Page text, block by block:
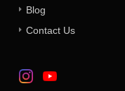
Blog
Contact Us